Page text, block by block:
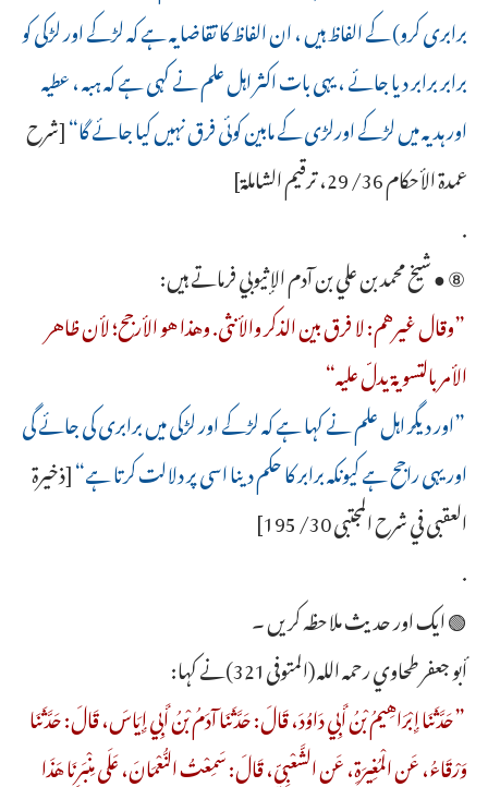
برابری کرو) کے الفاظ ہیں ، ان الفاظ کا تقاضا یہ ہے کہ لڑکے اور لڑکی کو
برابر برابر دیا جائے ، یہی بات اکثر اہل علم نے کہی ہے کہ ہبہ ، عطیہ
اور ہدیہ میں لڑکے اورلڑی کے مابین کوئی فرق نہیں کیا جائے گا“[شرح
عمدة الأحكام 36/ 29، ترقيم الشاملة]
.
⑧ ● شیخ محمد بن علي بن آدم الإثيوبي فرماتے ہیں:
”وقال غيرهم: لا فرق بين الذكر والأنثى. وهذا هو الأرجح؛ لأن ظاهر
الأمر بالتسوية يدلّ عليه“
”اور دیگر اہل علم نے کہا ہے کہ لڑکے اور لڑکی میں برابری کی جائے گی
اور یہی راجح ہے کیونکہ برابر کا حکم دینا اسی پر دلالت کرتا ہے“[ذخيرة
العقبى في شرح المجتبى 30/ 195]
.
🟢 ایک اور حدیث ملاحظہ کریں ۔
أبو جعفر طحاوي رحمه الله (المتوفى321)نے کہا:
”حَدَّثَنَا إِبْرَاهِيمُ بْنُ أَبِي دَاوُدَ، قَالَ: حَدَّثَنَا آدَمُ بْنُ أَبِي إِيَاسَ، قَالَ: حَدَّثَنَا
وَرْقَاءُ، عَنِ الْمُغِيرَةِ، عَنِ الشَّعْبِيِّ، قَالَ: سَمِعْتُ النُّعْمَانَ، عَلَى مِنْبَرِنَا هَذَا